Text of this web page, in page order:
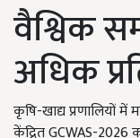
वैश्विक
अधिक
कृषि-खाद्य प्रणालियों
केंद्रित GCWAS-2026